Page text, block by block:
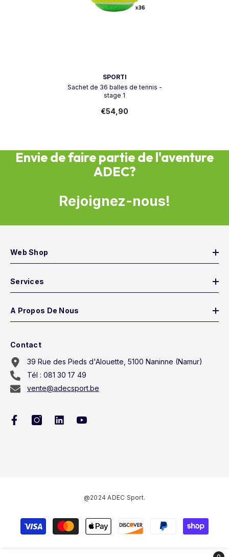
SPORTI
Sachet de 36 balles de tennis -
stage 1
€54,90
Envie de faire partie de l'aventure
ADEC?
Rejoignez-nous!
Web Shop
Services
A Propos De Nous
Contact
39 Rue des Pieds d'Alouette, 5100 Naninne (Namur)
Tél : 081 30 17 49
vente@adecsport.be
@2024 ADEC Sport.
Méthodes